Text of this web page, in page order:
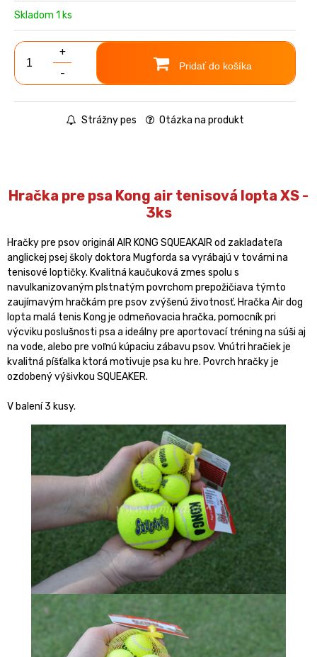
Skladom 1 ks
+
-
Pridať do košíka
Strážny pes Otázka na produkt
Hračka pre psa Kong air tenisová lopta XS -
3ks
Hračky pre psov originál AIR KONG SQUEAKAIR od zakladateľa
anglickej psej školy doktora Mugforda sa vyrábajú v továrni na
tenisové loptičky. Kvalitná kaučuková zmes spolu s
navulkanizovaným plstnatým povrchom prepožičiava týmto
zaujímavým hračkám pre psov zvýšenú životnosť. Hračka Air dog
lopta malá tenis Kong je odmeňovacia hračka, pomocník pri
výcviku poslušnosti psa a ideálny pre aportovací tréning na súši aj
na vode, alebo pre voľnú kúpaciu zábavu psov. Vnútri hračiek je
kvalitná píšťalka ktorá motivuje psa ku hre. Povrch hračky je
ozdobený výšivkou SQUEAKER.
V balení 3 kusy.